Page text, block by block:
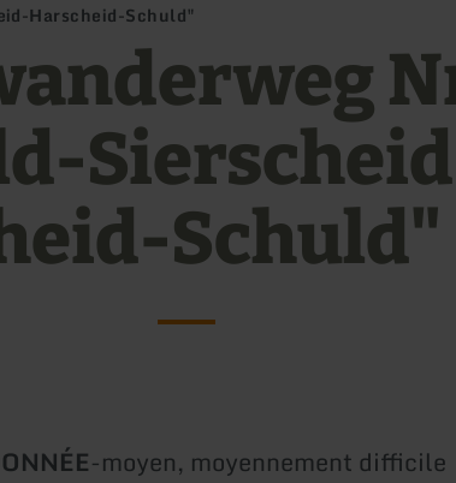
Harscheid-Schuld"
Schuld"
-Difficulté:
moyen, moyennement difficile